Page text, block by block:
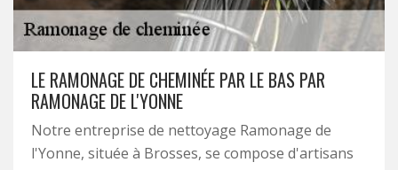
LE RAMONAGE DE CHEMINÉE PAR LE BAS PAR
RAMONAGE DE L'YONNE
Notre entreprise de nettoyage Ramonage de
l'Yonne, située à Brosses, se compose d'artisans